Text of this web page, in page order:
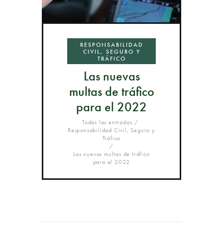
RESPONSABILIDAD
CIVIL, SEGURO Y
TRÁFICO
Las nuevas
multas de tráfico
para el 2022
Todas las entradas
Responsabilidad Civil, Seguro y
Tráfico
Las nuevas multas de tráfico
para el 2022